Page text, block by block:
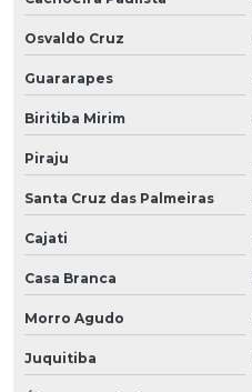
Osvaldo Cruz
Guararapes
Biritiba Mirim
Piraju
Santa Cruz das Palmeiras
Cajati
Casa Branca
Morro Agudo
Juquitiba